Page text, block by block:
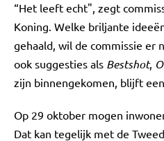
“Het leeft echt", zegt
Koning. Welke briljante
gehaald, wil de commissie er
ook suggesties als Bestshot,
zijn binnengekomen, blijft
Op 29 oktober mogen
Dat kan tegelijk met de